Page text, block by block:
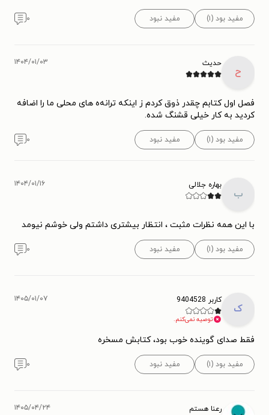
مفید بود (۱) مفید نبود ۰
ح
حدیث ۱۴۰۴/۰۱/۰۳
فصل اول کتابم چقدر ذوق کردم ز اینکه ترانه‌ه های محلی ما را اضافه
کردید به کار خیلی قشنگ شده.
مفید بود (۱) مفید نبود ۰
ب
بهاره جلالی ۱۴۰۴/۰۱/۱۶
با این همه نظرات مثبت ، انتظار بیشتری داشتم ولی خوشم نیومد
مفید بود (۱) مفید نبود ۰
ک
کاربر 9404528
توصیه نمی‌کنم.
۱۴۰۵/۰۱/۰۷
فقط صدای گوینده خوب بود، کتابش مسخره
مفید بود (۱) مفید نبود ۰
رعنا هستم ۱۴۰۵/۰۴/۲۴